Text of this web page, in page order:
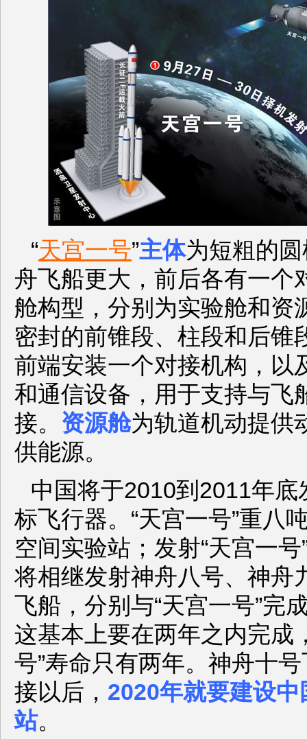
“天宫一号”主体为短粗的
舟飞船更大，前后各有一个
舱构型，分别为实验舱和资
密封的前锥段、柱段和后锥
前端安装一个对接机构，以
和通信设备，用于支持与飞
接。 资源舱为轨道机动提供
供能源。
中国将于2010到2011年底
标飞行器。“天宫一号”重八
空间实验站；发射“天宫一
将相继发射神舟八号、神舟
飞船，分别与“天宫一号”完
这基本上要在两年之内完成
号”寿命只有两年。神舟十
接以后， 2020年就要建设
站。